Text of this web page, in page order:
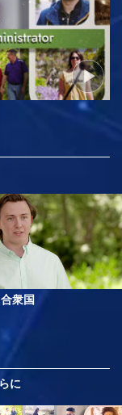
衆国
に